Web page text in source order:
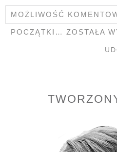
MOŻLIWOŚĆ
POCZĄTKI… ZOSTAŁA